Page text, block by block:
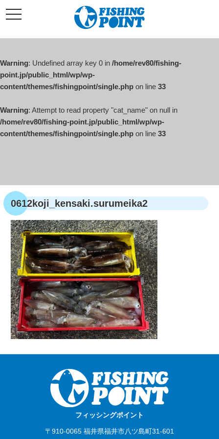
ン
ン
へ
ス
キ
プ
t
o
l
v
i
a
o
n
Warning: Undefined array key 0 in /home/rev80/fishing-
point.jp/public_html/wp/wp-
content/themes/fishingpoint/single.php on line 33
Warning: Attempt to read property "cat_name" on null in
/home/rev80/fishing-point.jp/public_html/wp/wp-
content/themes/fishingpoint/single.php on line 33
0612koji_kensaki.surumeika2
フィッシングポイント
〒910-0065 福井県福井市八ツ島町31-601